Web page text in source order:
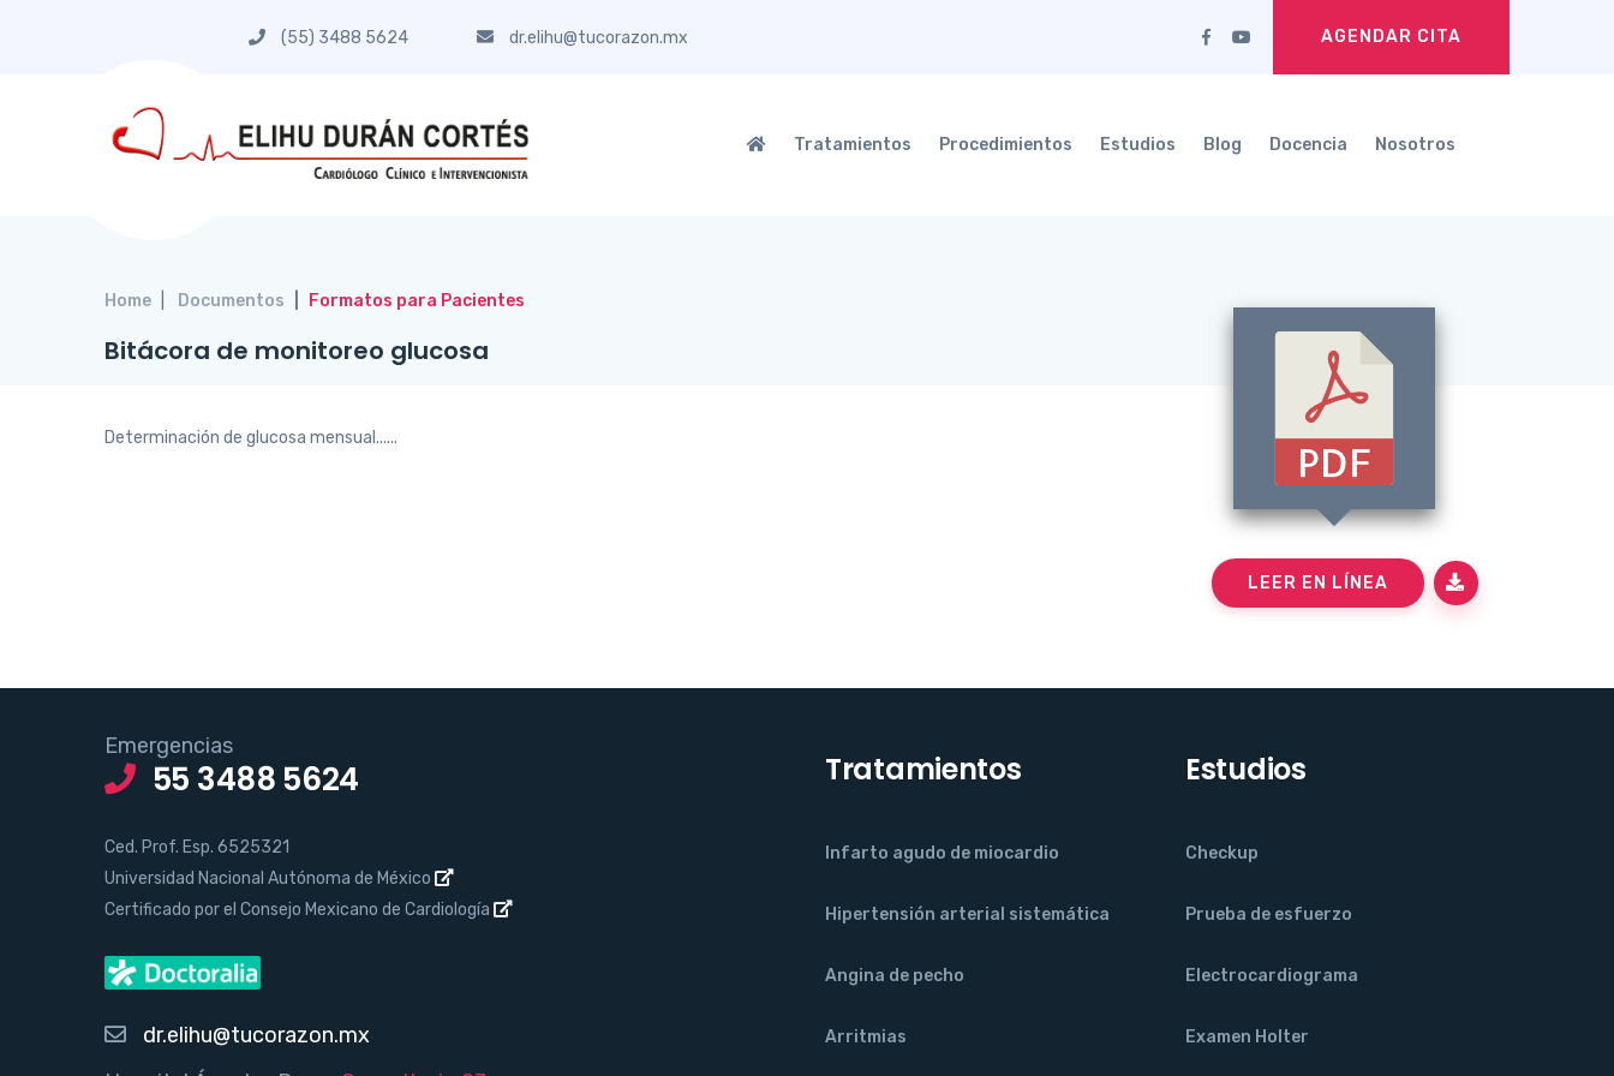
(55) 3488 5624 dr.elihu@tucorazon.mx AGENDAR CITA
Tratamientos Procedimientos Estudios Blog Docencia Nosotros
Home Documentos Formatos para Pacientes
Bitácora de monitoreo glucosa
Determinación de glucosa mensual......
LEER EN LÍNEA
Emergencias
55 3488 5624
Ced. Prof. Esp. 6525321
Universidad Nacional Autónoma de México
Certificado por el Consejo Mexicano de Cardiología
dr.elihu@tucorazon.mx
Tratamientos
Infarto agudo de miocardio
Hipertensión arterial sistemática
Angina de pecho
Arritmias
Estudios
Checkup
Prueba de esfuerzo
Electrocardiograma
Examen Holter